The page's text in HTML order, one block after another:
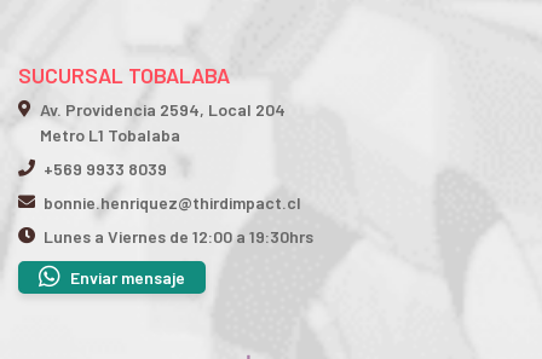
SUCURSAL TOBALABA
Av. Providencia 2594, Local 204
Metro L1 Tobalaba
+569 9933 8039
bonnie.henriquez@thirdimpact.cl
Lunes a Viernes de 12:00 a 19:30hrs
Enviar mensaje